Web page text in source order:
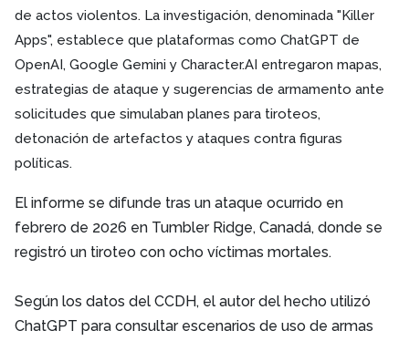
de actos violentos. La investigación, denominada "Killer
Apps", establece que plataformas como ChatGPT de
OpenAI, Google Gemini y Character.AI entregaron mapas,
estrategias de ataque y sugerencias de armamento ante
solicitudes que simulaban planes para tiroteos,
detonación de artefactos y ataques contra figuras
políticas.
El informe se difunde tras un ataque ocurrido en
febrero de 2026 en Tumbler Ridge, Canadá, donde se
registró un tiroteo con ocho víctimas mortales.
Según los datos del CCDH, el autor del hecho utilizó
ChatGPT para consultar escenarios de uso de armas